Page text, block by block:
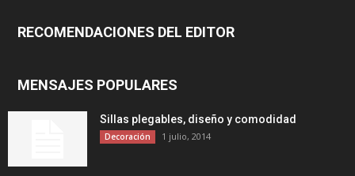
RECOMENDACIONES DEL EDITOR
MENSAJES POPULARES
Sillas plegables, diseño y comodidad
Decoración 1 julio, 2014